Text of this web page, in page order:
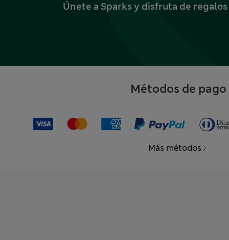
Únete a Sparks y disfruta de
Métodos de pago
Más métodos